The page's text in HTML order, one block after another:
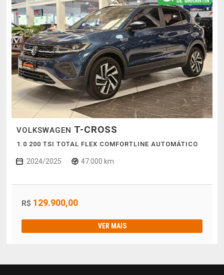
VOLKSWAGEN T-CROSS
1.0 200 TSI TOTAL FLEX COMFORTLINE AUTOMÁTICO
2024/2025 47.000 km
R$ 129.900,00
VER MAIS